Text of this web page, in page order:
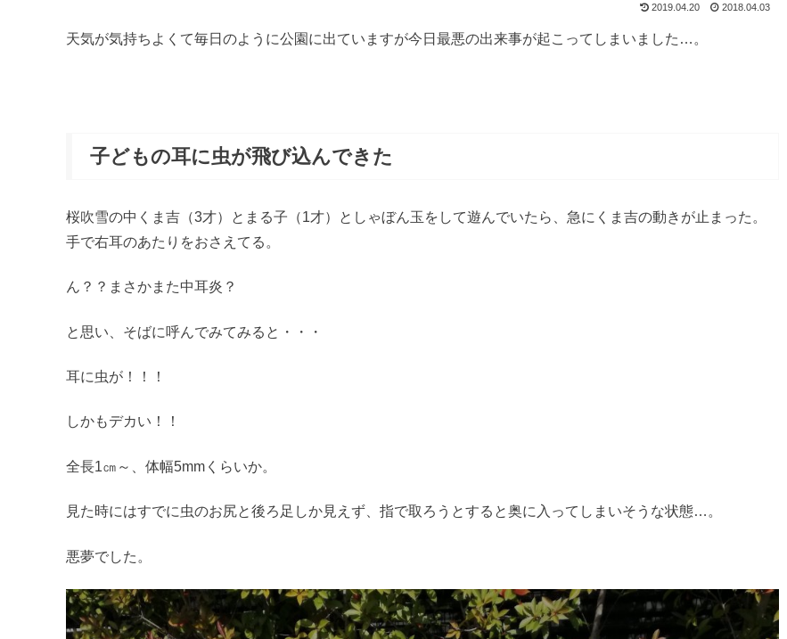
2019.04.20 2018.04.03
天気が気持ちよくて毎日のように公園に出ていますが今日最悪の出来事が起こってしまいました…。
子どもの耳に虫が飛び込んできた
桜吹雪の中くま吉（3才）とまる子（1才）としゃぼん玉をして遊んでいたら、急にくま吉の動きが止まった。
手で右耳のあたりをおさえてる。
ん？？まさかまた中耳炎？
と思い、そばに呼んでみてみると・・・
耳に虫が！！！
しかもデカい！！
全長1㎝～、体幅5mmくらいか。
見た時にはすでに虫のお尻と後ろ足しか見えず、指で取ろうとすると奥に入ってしまいそうな状態…。
悪夢でした。